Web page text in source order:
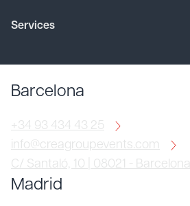
Services
Barcelona
+34 93 434 43 25
info@creagroupevents.com
C/ Santaló, 10 | 08021 - Barcelona
Madrid